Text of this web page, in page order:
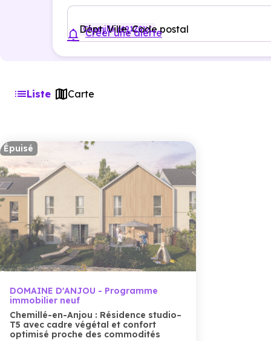
Dépt, Ville, Code postal
Chemillé (49120)
Créer une alerte
Liste Carte
Épuisé
DOMAINE D'ANJOU - Programme
immobilier neuf
Chemillé-en-Anjou : Résidence studio–
T5 avec cadre végétal et confort
optimisé proche des commodités